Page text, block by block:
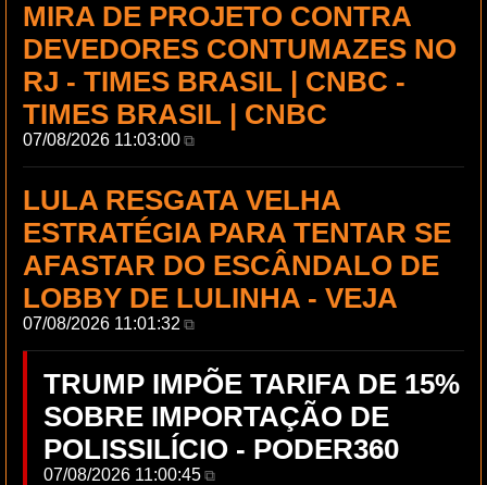
MIRA DE PROJETO CONTRA
DEVEDORES CONTUMAZES NO
RJ - TIMES BRASIL | CNBC -
TIMES BRASIL | CNBC
07/08/2026 11:03:00⧉
LULA RESGATA VELHA
ESTRATÉGIA PARA TENTAR SE
AFASTAR DO ESCÂNDALO DE
LOBBY DE LULINHA - VEJA
07/08/2026 11:01:32 ⧉
TRUMP IMPÕE TARIFA DE 15%
SOBRE IMPORTAÇÃO DE
POLISSILÍCIO - PODER360
07/08/2026 11:00:45⧉